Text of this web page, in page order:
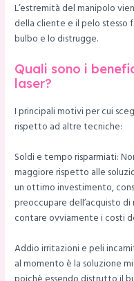
L’estremità del manipolo
della cliente e il pelo stesso
bulbo e lo distrugge.
Quali sono i
laser?
I principali motivi per cui
rispetto ad altre tecniche:
Soldi e tempo risparmiati:
maggiore rispetto alle
un ottimo investimento,
preoccupare dell’acquisto
contare ovviamente i costi
Addio irritazioni e peli
al momento è la soluzione